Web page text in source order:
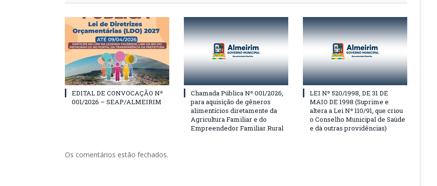
EDITAL DE CONVOCAÇÃO Nº
001/2026 – SEAP/ALMEIRIM
Chamada Pública Nº 001/2026,
para aquisição de gêneros
alimentícios diretamente da
Agricultura Familiar e do
Empreendedor Familiar Rural
LEI Nº 520/1998, DE 31 DE
MAIO DE 1998 (Suprime e
altera a Lei Nº 110/91, que criou
o Conselho Municipal de Saúde
e dá outras providências)
Os comentários estão fechados.